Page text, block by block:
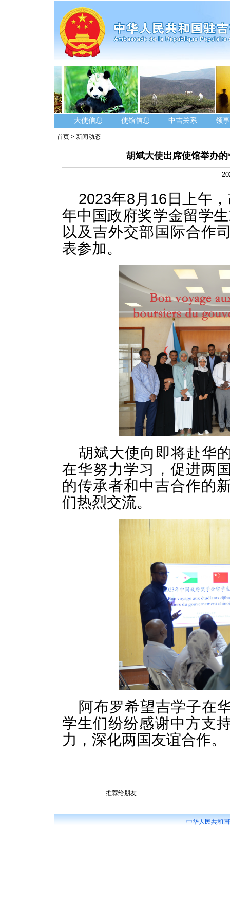
大使信息 使馆信息 中吉关系 领
首页 > 新闻动态
胡斌大使出席使馆举办
2023年8月16日上午
年中国政府奖学金留学
以及吉外交部国际合作
表参加。
胡斌大使向即将赴华
在华努力学习，促进两
的传承者和中吉合作的
们热烈交流。
阿布罗希望吉学子在
学生们纷纷感谢中方支
力，深化两国友谊合作。
推荐给朋友
中华人民共和